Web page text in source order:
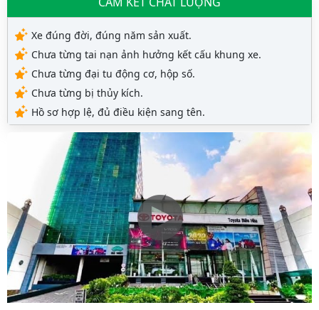
Xe đúng đời, đúng năm sản xuất.
Chưa từng tai nạn ảnh hưởng kết cấu khung xe.
Chưa từng đại tu động cơ, hộp số.
Chưa từng bị thủy kích.
Hồ sơ hợp lệ, đủ điều kiện sang tên.